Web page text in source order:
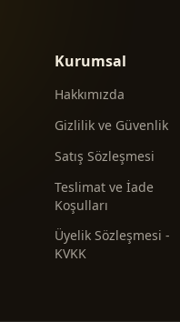
Kurumsal
Hakkımızda
Gizlilik ve Güvenlik
Satış Sözleşmesi
Teslimat ve İade
Koşulları
Üyelik Sözleşmesi -
KVKK